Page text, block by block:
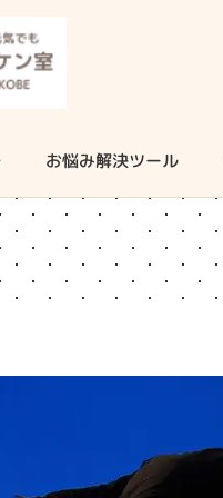
お悩み解決ツール